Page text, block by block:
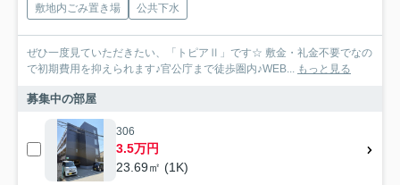
敷地内ごみ置き場 公共下水
ぜひ一度見ていただきたい、「トピアⅡ」です☆ 敷金・礼金不要でなの
で初期費用を抑えられます♪官公庁まで徒歩圏内♪WEB...
もっと見る
募集中の部屋
306
3.5万円
23.69㎡ (1K)